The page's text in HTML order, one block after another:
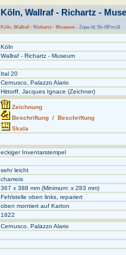
Köln, Wallraf - Richartz -
Köln, Wallraf - Richartz - Museum - Zope-Id: Sh-l9PmcB
Köln
Wallraf - Richartz - Museum
Ital 20
Cernusco, Palazzo Alario
Hittorff, Jacques Ignace (Zeichner)
Zeichnung
Beschriftung / Beschriftung
Skala
eckiger Inventarstempel
sehr leicht
chamois
367 x 388 mm (Minimum: x 283 mm)
Fehlstelle oben links, repariert
oben montiert auf Karton
1822
Cernusco, Palazzo Alario